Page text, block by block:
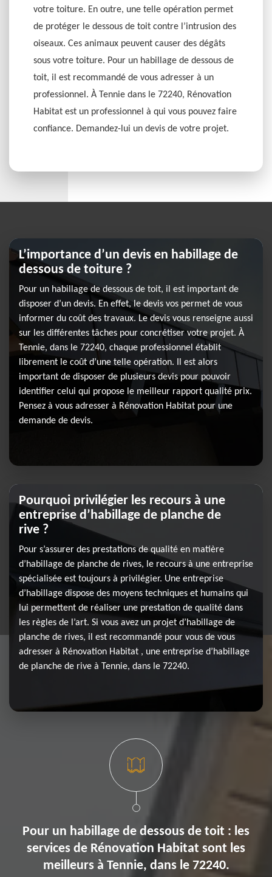
votre toiture. En outre, une telle opération permet
de protéger le dessous de toit contre l’intrusion des
oiseaux. Ces animaux peuvent causer des dégâts
sous votre toiture. Pour un habillage de dessous de
toit, il est recommandé de vous adresser à un
professionnel. À Tennie dans le 72240, Rénovation
Habitat est un professionnel à qui vous pouvez faire
confiance. Demandez-lui un devis de votre projet.
L’importance d’un devis en habillage de
dessous de toiture ?
Pour un habillage de dessous de toit, il est important de
disposer d’un devis. En effet, le devis vos permet de vous
informer du coût des travaux. Le devis vous renseigne aussi
sur les différentes tâches pour concrétiser votre projet. À
Tennie, dans le 72240, chaque professionnel établit
librement le coût d’une telle opération. Il est alors
important de disposer de plusieurs devis pour pouvoir
identifier celui qui propose le meilleur rapport qualité prix.
Pensez à vous adresser à Rénovation Habitat pour une
demande de devis.
Pourquoi privilégier les recours à une
entreprise d’habillage de planche de
rive ?
Pour s’assurer des prestations de qualité en matière
d’habillage de planche de rives, le recours à une entreprise
spécialisée est toujours à privilégier. Une entreprise
d’habillage dispose des moyens techniques et humains qui
lui permettent de réaliser une prestation de qualité dans
les règles de l’art. Si vous avez un projet d’habillage de
planche de rives, il est recommandé pour vous de vous
adresser à Rénovation Habitat , une entreprise d’habillage
de planche de rive à Tennie, dans le 72240.
Pour un habillage de dessous de toit : les
services de Rénovation Habitat sont les
meilleurs à Tennie, dans le 72240.